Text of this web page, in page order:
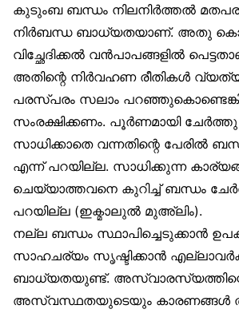
കുടുംബ ബന്ധം നിലനിർത്തൽ
നിർബന്ധ ബാധ്യതയാണ്. അതു
വിച്ഛേദിക്കൽ വൻപാപങ്ങളിൽ
അതിന്റെ നിർവഹണ രീതികൾ
പരസ്പരം സലാം
സംരക്ഷിക്കണം. പൂർണമായി ചേർത്തു
സാധിക്കാതെ വന്നതിന്റെ പേരിൽ
എന്ന് പറയില്ല. സാധിക്കുന്ന
ചെയ്യാത്തവനെ കുറിച്ച് ബന്ധം
പറയില്ല (ഇക്മാലുൽ മുഅ്‌ലിം).
നല്ല ബന്ധം സ്ഥാപിച്ചെടുക്കാൻ
സാഹചര്യം സൃഷ്ടിക്കാൻ
ബാധ്യതയുണ്ട്.
അസ്വസ്ഥതയുടെയും കാരണങ്ങൾ